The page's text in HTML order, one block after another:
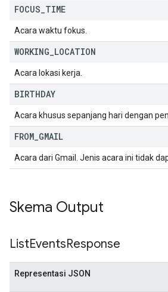
FOCUS TIME
Acara waktu fokus.
WORKING LOCATION
Acara lokasi kerja.
BIRTHDAY
Acara khusus sepanjang hari dengan
FROM GMAIL
Acara dari Gmail. Jenis acara ini tidak
Skema Output
ListEventsResponse
Representasi JSON